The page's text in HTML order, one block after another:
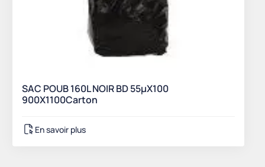
SAC POUB 160L NOIR BD 55µX100
900X1100Carton
En savoir plus